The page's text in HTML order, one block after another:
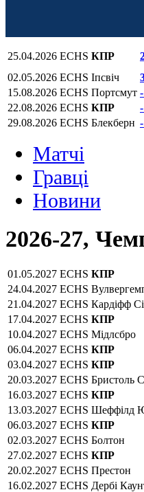
25.04.2026 ECHS КПР
02.05.2026 ECHS Іпсвіч
15.08.2026 ECHS Портсмут
22.08.2026 ECHS КПР
29.08.2026 ECHS Блекберн
Матчi
Гравці
Новини
2026-27,
01.05.2027 ECHS КПР
24.04.2027 ECHS
21.04.2027 ECHS Кардіфф
17.04.2027 ECHS КПР
10.04.2027 ECHS Мідлсбро
06.04.2027 ECHS КПР
03.04.2027 ECHS КПР
20.03.2027 ECHS Бристоль
16.03.2027 ECHS КПР
13.03.2027 ECHS Шеффілд
06.03.2027 ECHS КПР
02.03.2027 ECHS Болтон
27.02.2027 ECHS КПР
20.02.2027 ECHS Престон
16.02.2027 ECHS Дербі